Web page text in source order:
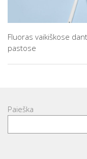
Fluoras vaikiškose
pastose
Paieška